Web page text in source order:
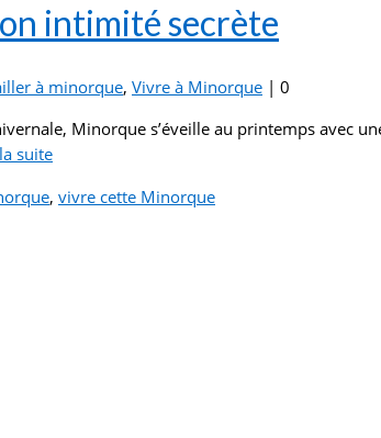
intimité secrète
à minorque, Vivre à Minorque | 0
Minorque s’éveille au printemps avec
suite­­
, vivre cette Minorque